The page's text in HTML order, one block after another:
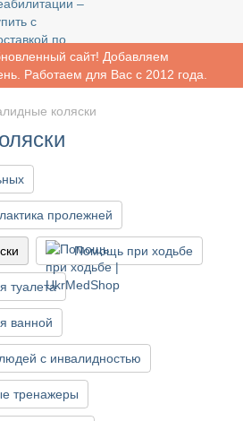
сайт! Добавляем
Работаем для Вас с 2012 года.
коляски
пролежней
Помощь при ходьбе
туалета
ванной
с инвалидностью
тренажеры